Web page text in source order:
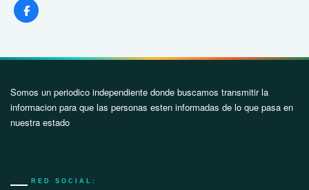
Somos un periodico independiente donde buscamos transmitir la
informacion para que las personas esten informadas de lo que pasa en
nuestra estado
RED SOCIAL: